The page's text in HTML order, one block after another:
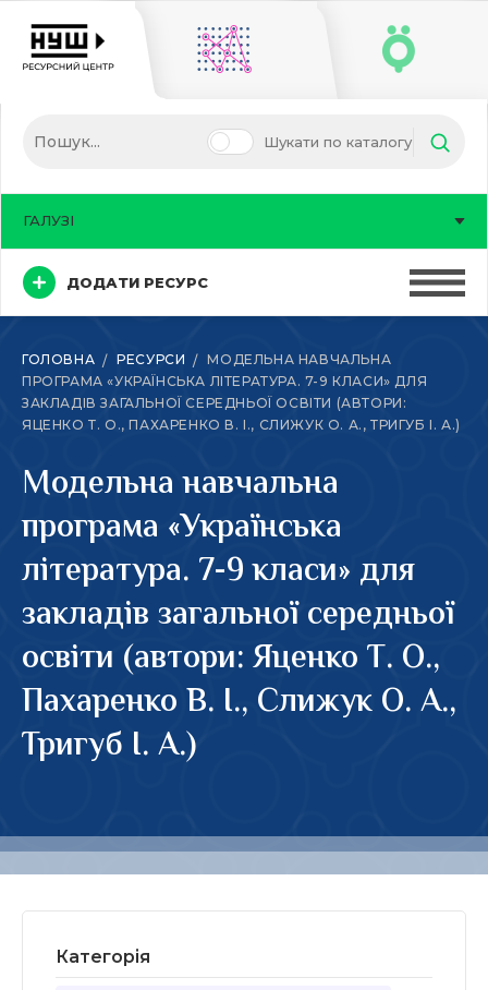
Шукати по каталогу
ДОДАТИ РЕСУРС
ГАЛУЗІ
ГОЛОВНА РЕСУРСИ
МОДЕЛЬНА НАВЧАЛЬНА
ПРОГРАМА «УКРАЇНСЬКА ЛІТЕРАТУРА. 7-9 КЛАСИ» ДЛЯ
ЗАКЛАДІВ ЗАГАЛЬНОЇ СЕРЕДНЬОЇ ОСВІТИ (АВТОРИ:
ЯЦЕНКО Т. О., ПАХАРЕНКО В. І., СЛИЖУК О. А., ТРИГУБ І. А.)
Модельна навчальна
програма «Українська
література. 7-9 класи» для
закладів загальної середньої
освіти (автори: Яценко Т. О.,
Пахаренко В. І., Слижук О. А.,
Тригуб І. А.)
Категорія